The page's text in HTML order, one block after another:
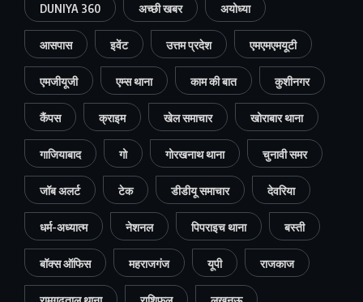
DUNIYA 360 अच्छी खबर अयोध्या
आसपास इवेंट उत्तम प्रदेश एमएमएमयूटी
एमजीयूजी एम्स थाना काम की बात कुशीनगर
कैंपस क्राइम खेल समाचार खोराबार थाना
गाजियाबाद गो गोरखनाथ थाना चुनावी समर
जॉब अलर्ट टेक डीडीयू समाचार देवरिया
धर्म-अध्यात्म नेशनल पिपराइच थाना बस्ती
बॉक्स ऑफिस महराजगंज यूपी राजकाज